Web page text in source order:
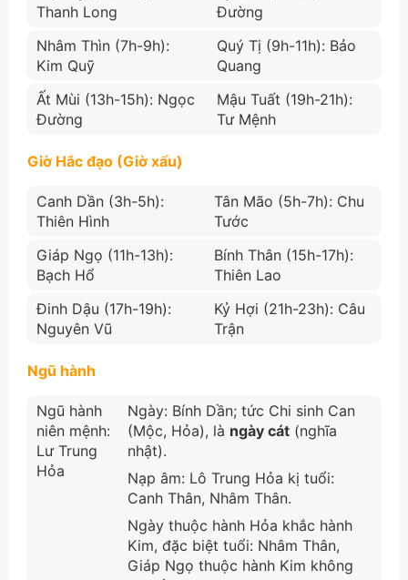
Thanh Long
Đường
Nhâm Thìn (7h-9h):
Kim Quỹ
Quý Tị (9h-11h): Bảo
Quang
Ất Mùi (13h-15h): Ngọc
Đường
Mậu Tuất (19h-21h):
Tư Mệnh
Giờ Hắc đạo (Giờ xấu)
Canh Dần (3h-5h):
Thiên Hình
Tân Mão (5h-7h): Chu
Tước
Giáp Ngọ (11h-13h):
Bạch Hổ
Bính Thân (15h-17h):
Thiên Lao
Đinh Dậu (17h-19h):
Nguyên Vũ
Kỷ Hợi (21h-23h): Câu
Trận
Ngũ hành
Ngũ hành
niên mệnh:
Lư Trung
Hỏa
Ngày: Bính Dần; tức Chi sinh Can
(Mộc, Hỏa), là ngày cát(nghĩa
nhật).
Nạp âm: Lô Trung Hỏa kị tuổi:
Canh Thân, Nhâm Thân.
Ngày thuộc hành Hỏa khắc hành
Kim, đặc biệt tuổi: Nhâm Thân,
Giáp Ngọ thuộc hành Kim không